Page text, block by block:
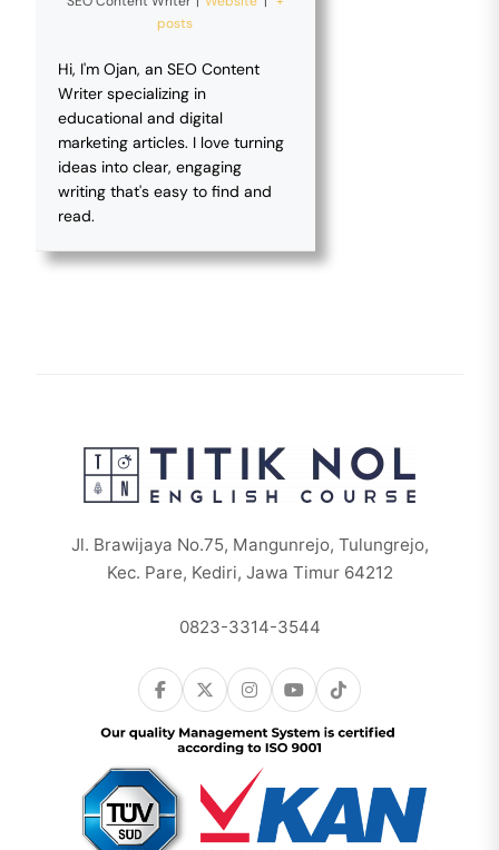
posts
Hi, I'm Ojan, an SEO Content
Writer specializing in
educational and digital
marketing articles. I love turning
ideas into clear, engaging
writing that's easy to find and
read.
Jl. Brawijaya No.75, Mangunrejo, Tulungrejo,
Kec. Pare, Kediri, Jawa Timur 64212
0823-3314-3544